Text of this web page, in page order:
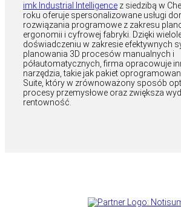
imk Industrial Intelligence z siedzibą w
roku oferuje spersonalizowane usługi
rozwiązania programowe z zakresu
ergonomii i cyfrowej fabryki. Dzięki
doświadczeniu w zakresie efektywnych
planowania 3D procesów manualnych i
półautomatycznych, firma opracowuje
narzędzia, takie jak pakiet
Suite, który w zrównoważony sposób
procesy przemysłowe oraz zwiększa
rentowność.